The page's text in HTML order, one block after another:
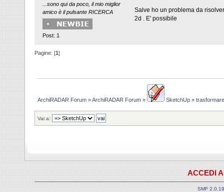
...sono qui da poco, il mio miglior
amico è il pulsante RICERCA
Post: 1
Salve ho un problema da
2d . E' possibile
Pagine: [1]
ArchiRADAR Forum »ArchiRADAR Forum » SketchUp »
Vai a:
ACCEDI
SMF 2.0.19